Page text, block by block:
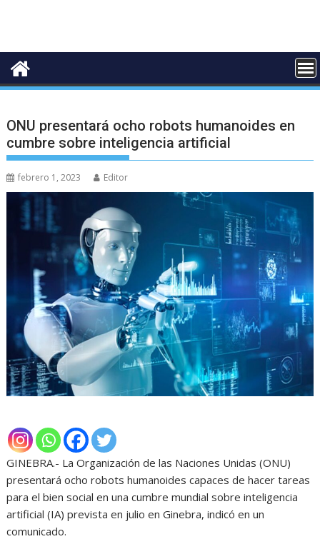
ONU presentará ocho robots humanoides en
cumbre sobre inteligencia artificial
febrero 1, 2023 Editor
GINEBRA.- La Organización de las Naciones Unidas (ONU)
presentará ocho robots humanoides capaces de hacer tareas
para el bien social en una cumbre mundial sobre inteligencia
artificial (IA) prevista en julio en Ginebra, indicó en un
comunicado.